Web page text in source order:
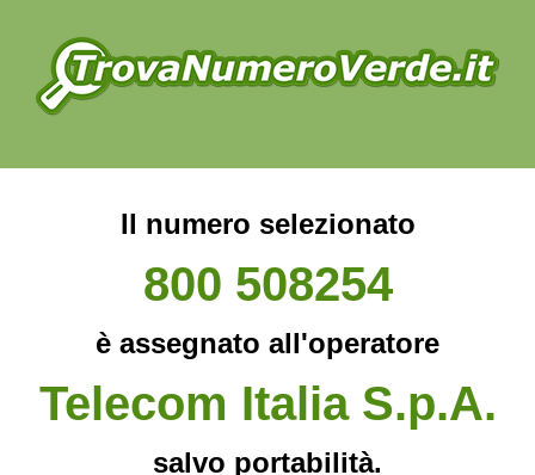
Il numero selezionato
800 508254
è assegnato all'operatore
Telecom Italia S.p.A.
salvo portabilità.